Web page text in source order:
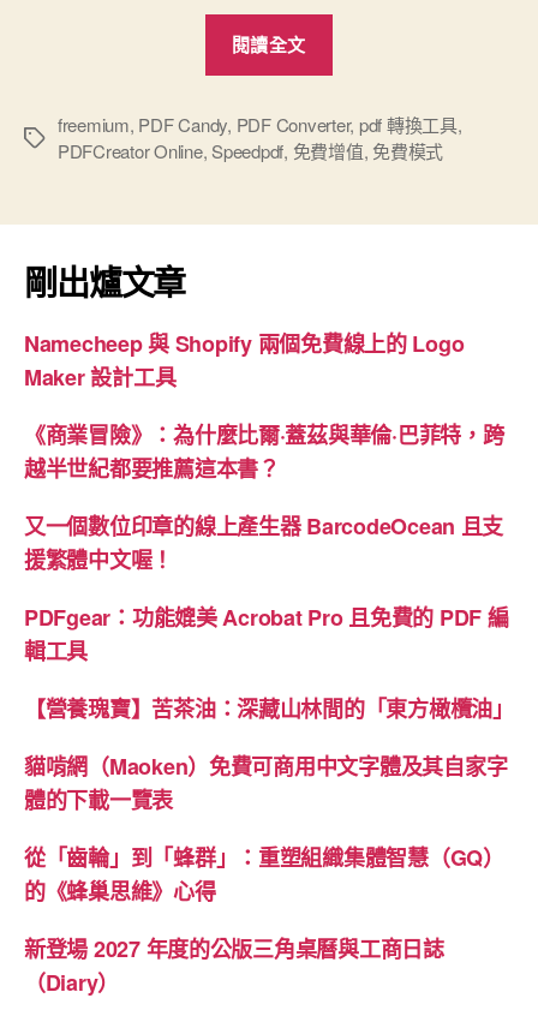
閱讀全文
標
freemium, PDF Candy, PDF Converter, pdf 轉換工具,
PDFCreator Online,Speedpdf, 免費增值, 免費模式
剛出爐文章
Namecheep 與 Shopify 兩個免費線上的 Logo
Maker 設計工具
《商業冒險》：為什麼比爾·蓋茲與華倫·巴菲特，跨
越半世紀都要推薦這本書？
又一個數位印章的線上產生器 BarcodeOcean 且支
援繁體中文喔！
PDFgear：功能媲美 Acrobat Pro 且免費的 PDF 編
輯工具
【營養瑰寶】苦茶油：深藏山林間的「東方橄欖油」
貓啃網（Maoken）免費可商用中文字體及其自家字
體的下載一覽表
從「齒輪」到「蜂群」：重塑組織集體智慧（GQ）
的《蜂巢思維》心得
新登場 2027 年度的公版三角桌曆與工商日誌
（Diary）